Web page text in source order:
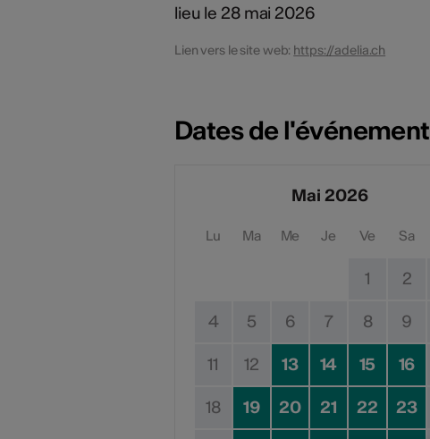
lieu le 28 mai 2026
Lien vers le site web: https://adelia.ch
Dates de l'événement
Mai 2026
Lu Ma Me Je Ve Sa
1 2
4 5 6 7 8 9
11 12 13 14 15 16
18 19 20 21 22 23